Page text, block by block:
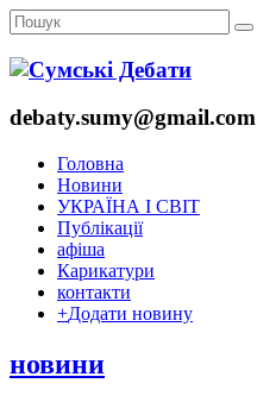
debaty.sumy@gmail.com
Головна
Новини
УКРАЇНА І СВІТ
Публікації
афіша
Карикатури
контакти
+Додати новину
новини